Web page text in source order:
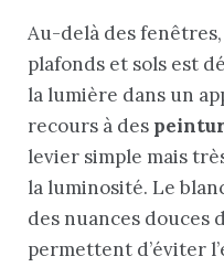
Au-delà des
plafonds et sols est
la lumière dans un
recours à des
levier simple mais
la luminosité. Le
des nuances douces
permettent d’éviter